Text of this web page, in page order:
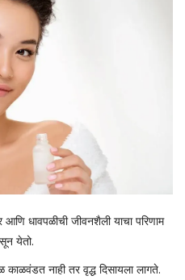
धावपळीची जीवनशैली याचा परिणाम
येतो.
काळवंडत नाही तर वृद्ध दिसायला लागते.